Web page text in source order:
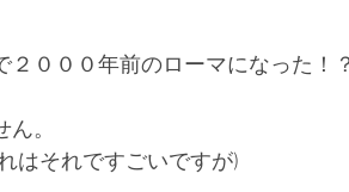
２０００年前のローマになった！
。
はそれですごいですが)